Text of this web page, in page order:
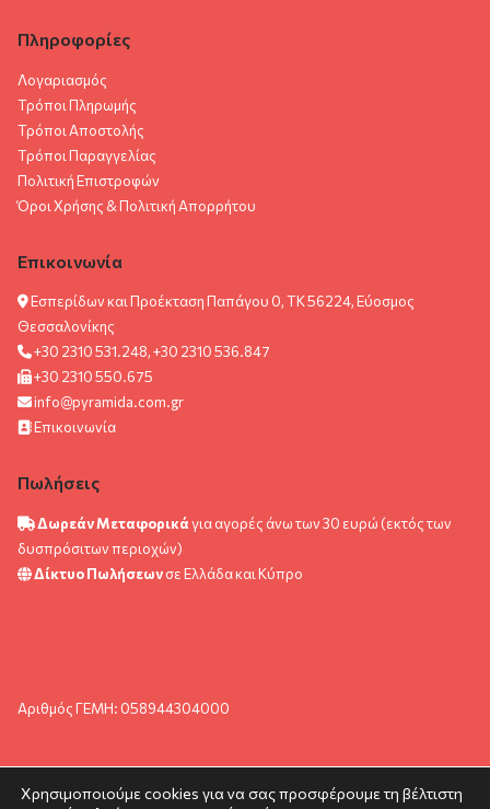
Πληροφορίες
Λογαριασμός
Τρόποι Πληρωμής
Τρόποι Αποστολής
Τρόποι Παραγγελίας
Πολιτική Επιστροφών
Όροι Χρήσης & Πολιτική Aπορρήτου
Επικοινωνία
Εσπερίδων και Προέκταση Παπάγου 0, ΤΚ 56224, Εύοσμος
Θεσσαλονίκης
+30 2310 531.248, +30 2310 536.847
+30 2310 550.675
info@pyramida.com.gr
Επικοινωνία
Πωλήσεις
Δωρεάν Μεταφορικάγια αγορές άνω των 30 ευρώ (εκτός των
δυσπρόσιτων περιοχών)
Δίκτυο Πωλήσεωνσε Ελλάδα και Κύπρο
Αριθμός ΓΕΜΗ: 058944304000
Χρησιμοποιούμε cookies για να σας προσφέρουμε τη βέλτιστη